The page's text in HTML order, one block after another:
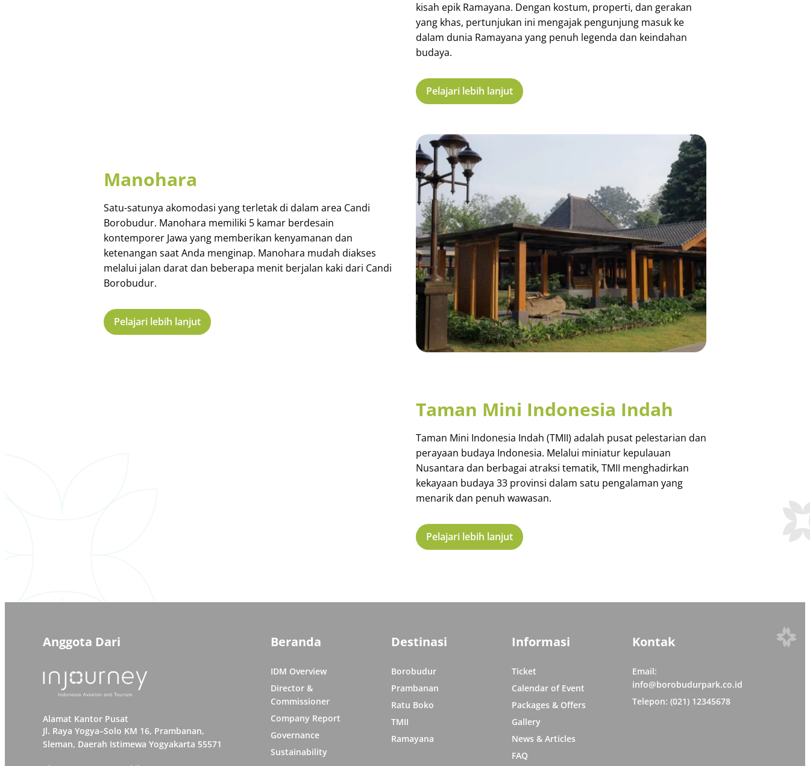
kisah epik Ramayana. Dengan kostum, properti, dan gerakan
yang khas, pertunjukan ini mengajak pengunjung masuk ke
dalam dunia Ramayana yang penuh legenda dan keindahan
budaya.
Pelajari lebih lanjut
Manohara
Satu-satunya akomodasi yang terletak di dalam area Candi
Borobudur. Manohara memiliki 5 kamar berdesain
kontemporer Jawa yang memberikan kenyamanan dan
ketenangan saat Anda menginap. Manohara mudah diakses
melalui jalan darat dan beberapa menit berjalan kaki dari Candi
Borobudur.
Pelajari lebih lanjut
Taman Mini Indonesia Indah
Taman Mini Indonesia Indah (TMII) adalah pusat pelestarian dan
perayaan budaya Indonesia. Melalui miniatur kepulauan
Nusantara dan berbagai atraksi tematik, TMII menghadirkan
kekayaan budaya 33 provinsi dalam satu pengalaman yang
menarik dan penuh wawasan.
Pelajari lebih lanjut
Anggota Dari
Alamat Kantor Pusat
Jl. Raya Yogya–Solo KM 16, Prambanan,
Sleman, Daerah Istimewa Yogyakarta 55571
Beranda
IDM Overview
Director &
Commissioner
Company Report
Governance
Sustainability
Destinasi
Borobudur
Prambanan
Ratu Boko
TMII
Ramayana
Informasi
Ticket
Calendar of Event
Packages & Offers
Gallery
News & Articles
FAQ
Kontak
Email:
info@borobudurpark.co.id
Telepon: (021) 12345678